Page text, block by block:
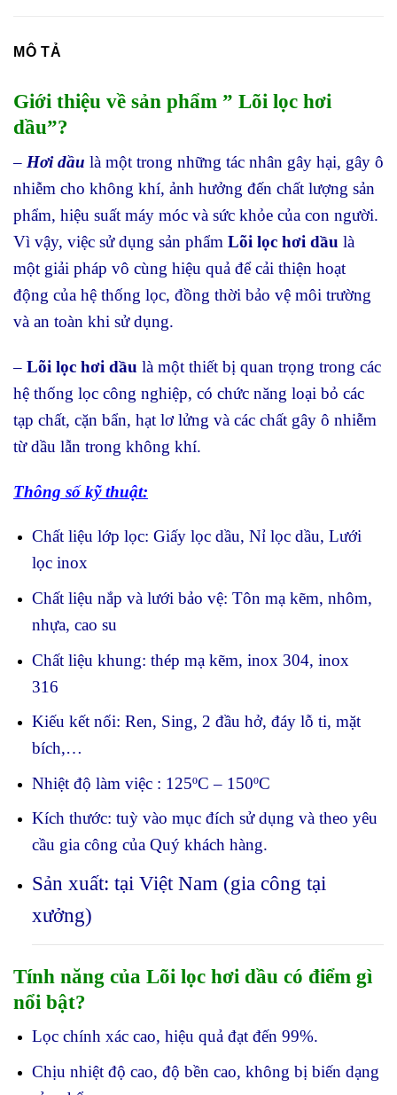
MÔ TẢ
Giới thiệu về sản phẩm ” Lõi lọc hơi
dầu”?
– Hơi dầu là một trong những tác nhân gây hại, gây ô
nhiễm cho không khí, ảnh hưởng đến chất lượng sản
phẩm, hiệu suất máy móc và sức khỏe của con người.
Vì vậy, việc sử dụng sản phẩm Lõi lọc hơi dầu là
một giải pháp vô cùng hiệu quả để cải thiện hoạt
động của hệ thống lọc, đồng thời bảo vệ môi trường
và an toàn khi sử dụng.
– Lõi lọc hơi dầu là một thiết bị quan trọng trong các
hệ thống lọc công nghiệp, có chức năng loại bỏ các
tạp chất, cặn bẩn, hạt lơ lửng và các chất gây ô nhiễm
từ dầu lẫn trong không khí.
Thông số kỹ thuật:
Chất liệu lớp lọc: Giấy lọc dầu, Nỉ lọc dầu, Lưới
lọc inox
Chất liệu nắp và lưới bảo vệ: Tôn mạ kẽm, nhôm,
nhựa, cao su
Chất liệu khung: thép mạ kẽm, inox 304, inox
316
Kiếu kết nối: Ren, Sing, 2 đầu hở, đáy lỗ ti, mặt
bích,…
Nhiệt độ làm việc : 125ºC – 150ºC
Kích thước: tuỳ vào mục đích sử dụng và theo yêu
cầu gia công của Quý khách hàng.
Sản xuất: tại Việt Nam (gia công tại
xưởng)
Tính năng của Lõi lọc hơi dầu có điểm gì
nổi bật?
Lọc chính xác cao, hiệu quả đạt đến 99%.
Chịu nhiệt độ cao, độ bền cao, không bị biến dạng